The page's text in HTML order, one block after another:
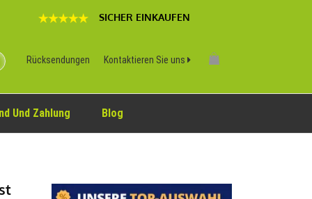
SICHER EINKAUFEN
Rücksendungen Kontaktieren Sie uns
Und Zahlung Blog